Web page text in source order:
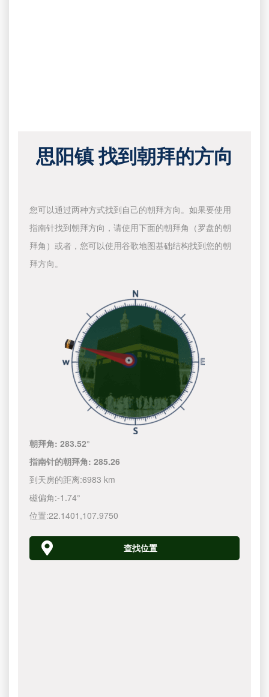
思阳镇 找到朝拜的方向
您可以通过两种方式找到自己的朝拜方向。如果要使用
指南针找到朝拜方向，请使用下面的朝拜角（罗盘的朝
拜角）或者，您可以使用谷歌地图基础结构找到您的朝
拜方向。
朝拜角:283.52°
指南针的朝拜角:285.26
到天房的距离:6983 km
磁偏角:-1.74°
位置:22.1401 ,107.9750
查找位置